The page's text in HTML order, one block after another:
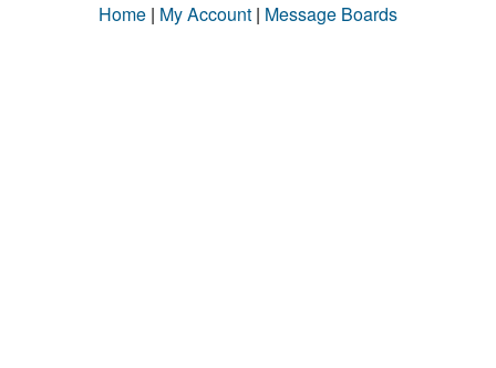
Home | My Account | Message Boards